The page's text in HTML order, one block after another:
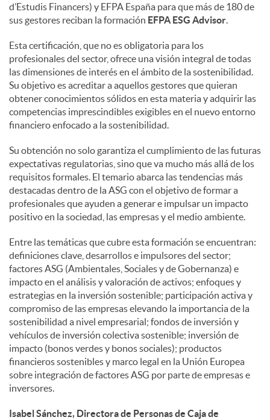
d’Estudis Financers) y EFPA España para que más de 180 de
sus gestores reciban la formación EFPA ESG Advisor.
Esta certificación, que no es obligatoria para los
profesionales del sector, ofrece una visión integral de todas
las dimensiones de interés en el ámbito de la sostenibilidad.
Su objetivo es acreditar a aquellos gestores que quieran
obtener conocimientos sólidos en esta materia y adquirir las
competencias imprescindibles exigibles en el nuevo entorno
financiero enfocado a la sostenibilidad.
Su obtención no solo garantiza el cumplimiento de las futuras
expectativas regulatorias, sino que va mucho más allá de los
requisitos formales. El temario abarca las tendencias más
destacadas dentro de la ASG con el objetivo de formar a
profesionales que ayuden a generar e impulsar un impacto
positivo en la sociedad, las empresas y el medio ambiente.
Entre las temáticas que cubre esta formación se encuentran:
definiciones clave, desarrollos e impulsores del sector;
factores ASG (Ambientales, Sociales y de Gobernanza) e
impacto en el análisis y valoración de activos; enfoques y
estrategias en la inversión sostenible; participación activa y
compromiso de las empresas elevando la importancia de la
sostenibilidad a nivel empresarial; fondos de inversión y
vehículos de inversión colectiva sostenible; inversión de
impacto (bonos verdes y bonos sociales); productos
financieros sostenibles y marco legal en la Unión Europea
sobre integración de factores ASG por parte de empresas e
inversores.
Isabel Sánchez, Directora de Personas de Caja de